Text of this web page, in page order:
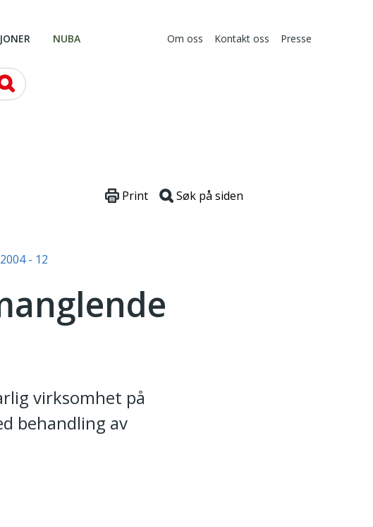
NUBA Om oss Kontakt oss Presse
- 12
Print Søk på siden
virksomhet på
behandling av